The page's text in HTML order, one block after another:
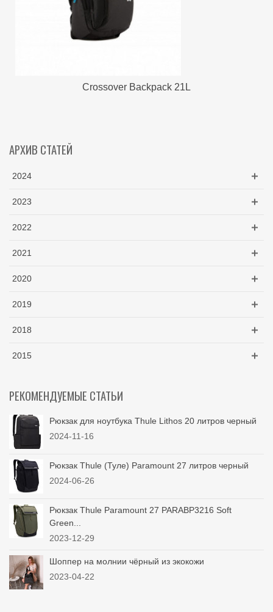
Crossover Backpack 21L
АРХИВ СТАТЕЙ
2024
2023
2022
2021
2020
2019
2018
2015
РЕКОМЕНДУЕМЫЕ СТАТЬИ
Рюкзак для ноутбука Thule Lithos 20 литров черный
2024-11-16
Рюкзак Thule (Туле) Paramount 27 литров черный
2024-06-26
Рюкзак Thule Paramount 27 PARABP3216 Soft
Green...
2023-12-29
Шоппер на молнии чёрный из экокожи
2023-04-22